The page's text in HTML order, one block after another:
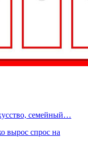
семейный…
вырос спрос на